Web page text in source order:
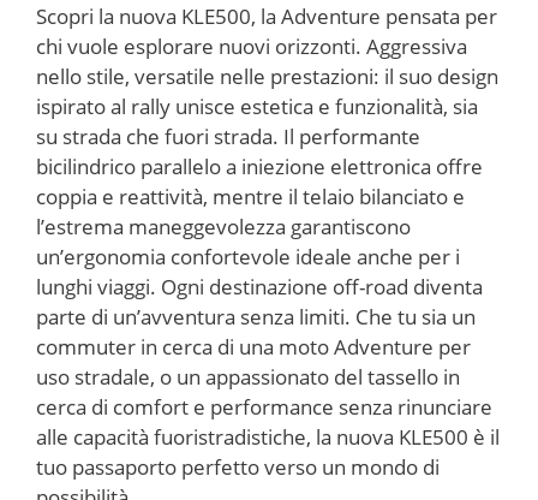
Scopri la nuova KLE500, la Adventure pensata per
chi vuole esplorare nuovi orizzonti. Aggressiva
nello stile, versatile nelle prestazioni: il suo design
ispirato al rally unisce estetica e funzionalità, sia
su strada che fuori strada. Il performante
bicilindrico parallelo a iniezione elettronica offre
coppia e reattività, mentre il telaio bilanciato e
l’estrema maneggevolezza garantiscono
un’ergonomia confortevole ideale anche per i
lunghi viaggi. Ogni destinazione off-road diventa
parte di un’avventura senza limiti. Che tu sia un
commuter in cerca di una moto Adventure per
uso stradale, o un appassionato del tassello in
cerca di comfort e performance senza rinunciare
alle capacità fuoristradistiche, la nuova KLE500 è il
tuo passaporto perfetto verso un mondo di